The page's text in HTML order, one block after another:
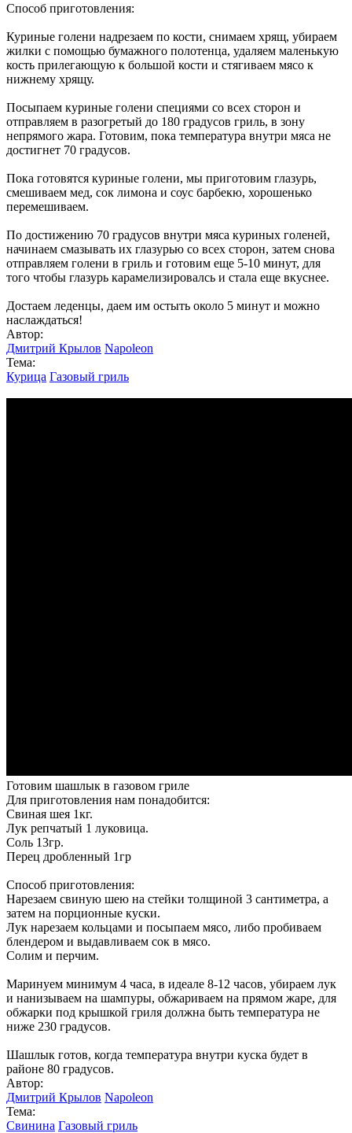
Способ приготовления:
Куриные голени надрезаем по кости, снимаем хрящ, убираем
жилки с помощью бумажного полотенца, удаляем маленькую
кость прилегающую к большой кости и стягиваем мясо к
нижнему хрящу.
Посыпаем куриные голени специями со всех сторон и
отправляем в разогретый до 180 градусов гриль, в зону
непрямого жара. Готовим, пока температура внутри мяса не
достигнет 70 градусов.
Пока готовятся куриные голени, мы приготовим глазурь,
смешиваем мед, сок лимона и соус барбекю, хорошенько
перемешиваем.
По достижению 70 градусов внутри мяса куриных голеней,
начинаем смазывать их глазурью со всех сторон, затем снова
отправляем голени в гриль и готовим еще 5-10 минут, для
того чтобы глазурь карамелизировалсь и стала еще вкуснее.
Достаем леденцы, даем им остыть около 5 минут и можно
наслаждаться!
Автор:
Дмитрий Крылов Napoleon
Тема:
Курица Газовый гриль
Готовим шашлык в газовом гриле
Для приготовления нам понадобится:
Свиная шея 1кг.
Лук репчатый 1 луковица.
Соль 13гр.
Перец дробленный 1гр
Способ приготовления:
Нарезаем свиную шею на стейки толщиной 3 сантиметра, а
затем на порционные куски.
Лук нарезаем кольцами и посыпаем мясо, либо пробиваем
блендером и выдавливаем сок в мясо.
Солим и перчим.
Маринуем минимум 4 часа, в идеале 8-12 часов, убираем лук
и нанизываем на шампуры, обжариваем на прямом жаре, для
обжарки под крышкой гриля должна быть температура не
ниже 230 градусов.
Шашлык готов, когда температура внутри куска будет в
районе 80 градусов.
Автор:
Дмитрий Крылов Napoleon
Тема:
Свинина Газовый гриль